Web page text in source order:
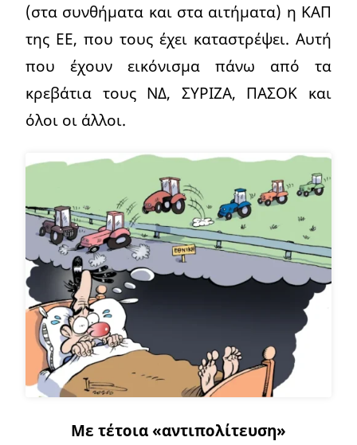
(στα συνθήματα και στα αιτήματα) η ΚΑΠ
της ΕΕ, που τους έχει καταστρέψει. Αυτή
που έχουν εικόνισμα πάνω από τα
κρεβάτια τους ΝΔ, ΣΥΡΙΖΑ, ΠΑΣΟΚ και
όλοι οι άλλοι.
Με τέτοια «αντιπολίτευση»